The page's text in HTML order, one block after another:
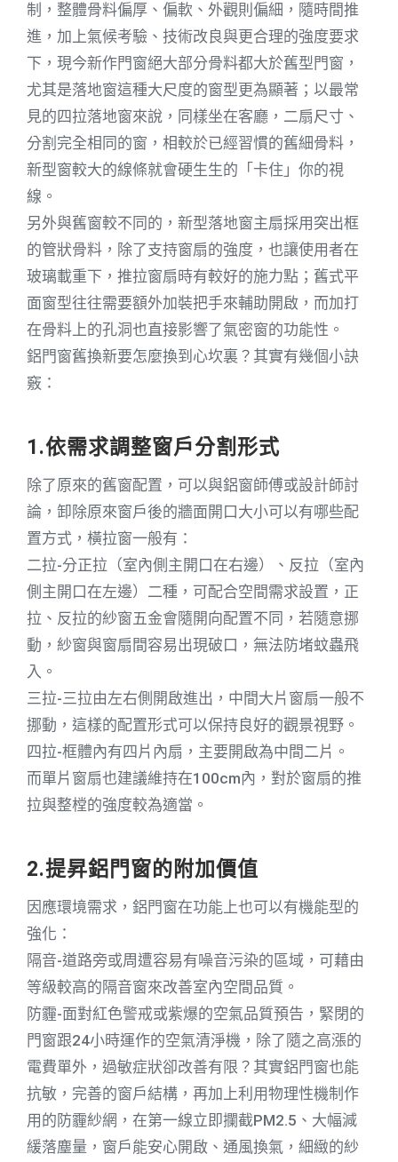
制，整體骨料偏厚、偏軟、外觀則偏細，隨時間推
進，加上氣候考驗、技術改良與更合理的強度要求
下，現今新作門窗絕大部分骨料都大於舊型門窗，
尤其是落地窗這種大尺度的窗型更為顯著；以最常
見的四拉落地窗來說，同樣坐在客廳，二扇尺寸、
分割完全相同的窗，相較於已經習慣的舊細骨料，
新型窗較大的線條就會硬生生的「卡住」你的視
線。
另外與舊窗較不同的，新型落地窗主扇採用突出框
的管狀骨料，除了支持窗扇的強度，也讓使用者在
玻璃載重下，推拉窗扇時有較好的施力點；舊式平
面窗型往往需要額外加裝把手來輔助開啟，而加打
在骨料上的孔洞也直接影響了氣密窗的功能性。
鋁門窗舊換新要怎麼換到心坎裏？其實有幾個小訣
竅：
1.依需求調整窗戶分割形式
除了原來的舊窗配置，可以與鋁窗師傅或設計師討
論，卸除原來窗戶後的牆面開口大小可以有哪些配
置方式，橫拉窗一般有：
二拉-分正拉（室內側主開口在右邊）、反拉（室內
側主開口在左邊）二種，可配合空間需求設置，正
拉、反拉的紗窗五金會隨開向配置不同，若隨意挪
動，紗窗與窗扇間容易出現破口，無法防堵蚊蟲飛
入。
三拉-三拉由左右側開啟進出，中間大片窗扇一般不
挪動，這樣的配置形式可以保持良好的觀景視野。
四拉-框體內有四片內扇，主要開啟為中間二片。
而單片窗扇也建議維持在100cm內，對於窗扇的推
拉與整樘的強度較為適當。
2.提昇鋁門窗的附加價值
因應環境需求，鋁門窗在功能上也可以有機能型的
強化：
隔音-道路旁或周遭容易有噪音污染的區域，可藉由
等級較高的隔音窗來改善室內空間品質。
防霾-面對紅色警戒或紫爆的空氣品質預告，緊閉的
門窗跟24小時運作的空氣清淨機，除了隨之高漲的
電費單外，過敏症狀卻改善有限？其實鋁門窗也能
抗敏，完善的窗戶結構，再加上利用物理性機制作
用的防霾紗網，在第一線立即攔截PM2.5、大幅減
緩落塵量，窗戶能安心開啟、通風換氣，細緻的紗